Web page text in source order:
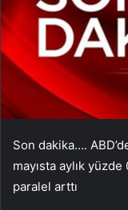
Son dakika….
mayısta aylık
paralel arttı